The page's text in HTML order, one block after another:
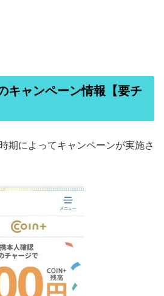
キャンペーン情報【要チ
期によってキャンペーンが実施さ